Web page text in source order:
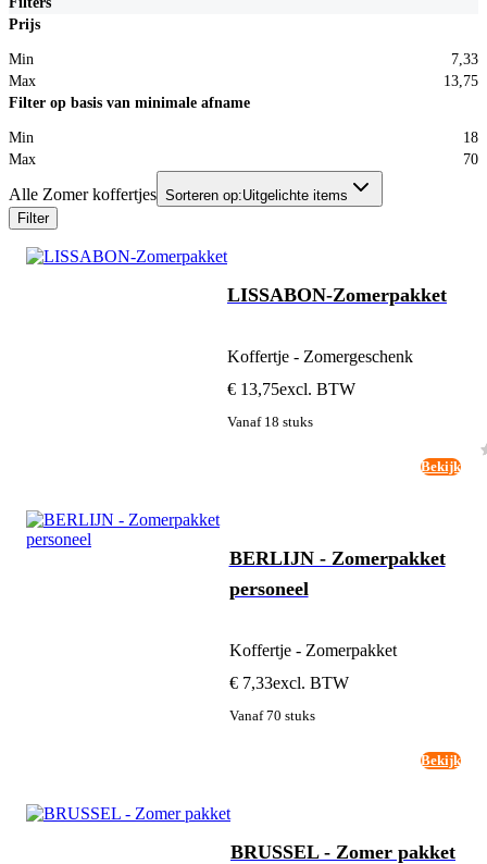
Prijs
Min
7,33
Max
13,75
Filter op basis van minimale afname
Min
18
Max
70
Alle Zomer koffertjes Sorteren op:Uitgelichte items
Filter
LISSABON-Zomerpakket
Koffertje - Zomergeschenk
€ 13,75excl. BTW
Vanaf 18 stuks
Bekijk
BERLIJN - Zomerpakket
personeel
Koffertje - Zomerpakket
€ 7,33excl. BTW
Vanaf 70 stuks
Bekijk
BRUSSEL - Zomer pakket